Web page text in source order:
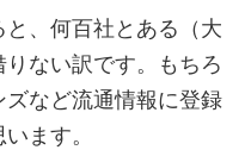
、何百社とある（大
ない訳です。もちろ
など流通情報に登録
ます。